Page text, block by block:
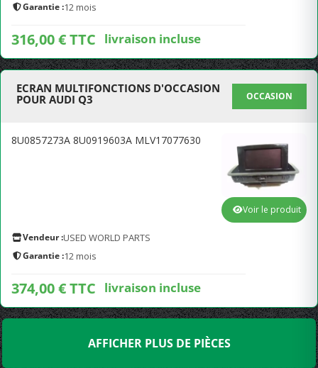
Garantie :12 mois
316,00 € TTC livraison incluse
ECRAN MULTIFONCTIONS D'OCCASION
POUR AUDI Q3
OCCASION
8U0857273A 8U0919603A MLV17077630
Vendeur :USED WORLD PARTS
Garantie :12 mois
374,00 € TTC livraison incluse
Voir le produit
AFFICHER PLUS DE PIÈCES